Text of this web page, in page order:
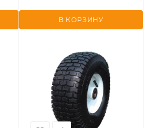
В КОРЗИНУ